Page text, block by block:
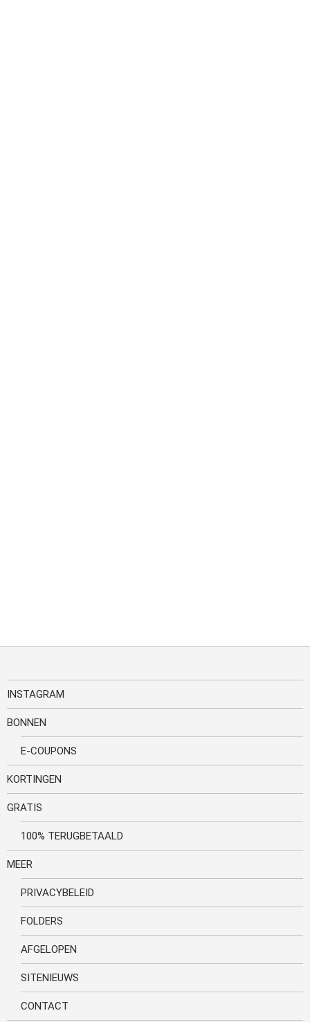
INSTAGRAM
BONNEN
E-COUPONS
KORTINGEN
GRATIS
100% TERUGBETAALD
MEER
PRIVACYBELEID
FOLDERS
AFGELOPEN
SITENIEUWS
CONTACT